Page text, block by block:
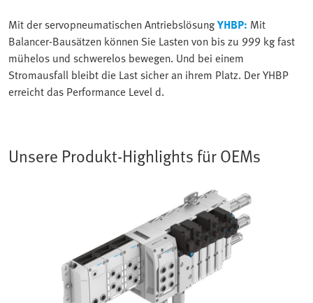
Mit der servopneumatischen AntriebslösungYHBP: Mit
Balancer-Bausätzen können Sie Lasten von bis zu 999 kg fast
mühelos und schwerelos bewegen. Und bei einem
Stromausfall bleibt die Last sicher an ihrem Platz. Der YHBP
erreicht das Performance Level d.
Unsere Produkt-Highlights für OEMs